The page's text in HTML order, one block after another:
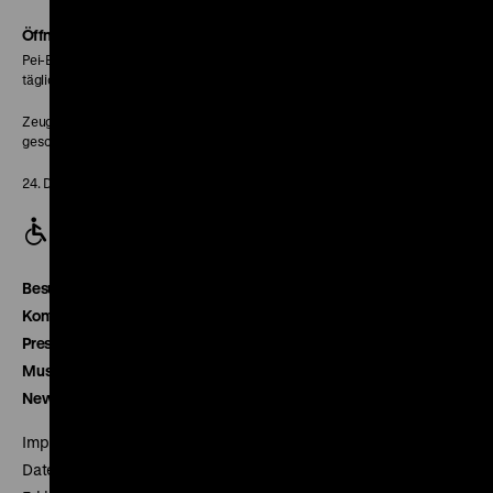
Öffnungszeiten
Pei-Bau:
täglich 10-18 Uhr
Zeughaus:
geschlossen
24. Dezember geschlossen
Besucherservice
Kontakt
Presse
Museumsverein
Newsletter
Impressum
Datenschutz